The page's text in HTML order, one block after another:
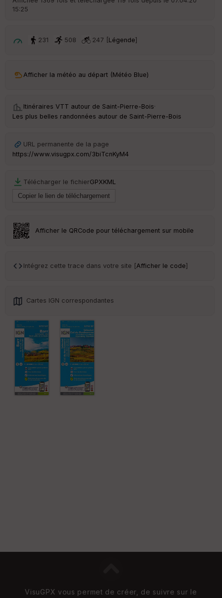
15:25
231 508 247 [ Légende]
Afficher la météo au départ (Météo Blue)
Itinéraires VTT autour de Saint-Pierre-Bois·
Les plus belles randonnées autour de Saint-Pierre-Bois
URL permanente de la page
https://www.visugpx.com/3biTcnKyM4
Télécharger le fichierGPXKML
Afficher le QRCode pour téléchargement sur mobile
Intégrez cette trace dans votre site [Afficher le code]
Cartes IGN correspondantes
VisuGPX vous permet de créer, de suivre sur le